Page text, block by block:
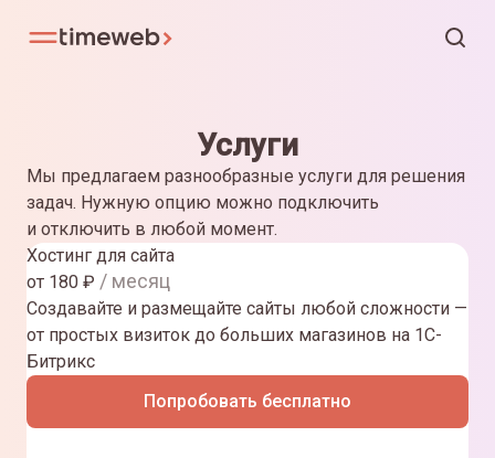
Услуги
Мы предлагаем разнообразные услуги для решения
задач. Нужную опцию можно подключить
и отключить в любой момент.
Хостинг для сайта
от 180 ₽ / месяц
Создавайте и размещайте сайты любой сложности —
от простых визиток до больших магазинов на 1С-
Битрикс
Попробовать бесплатно